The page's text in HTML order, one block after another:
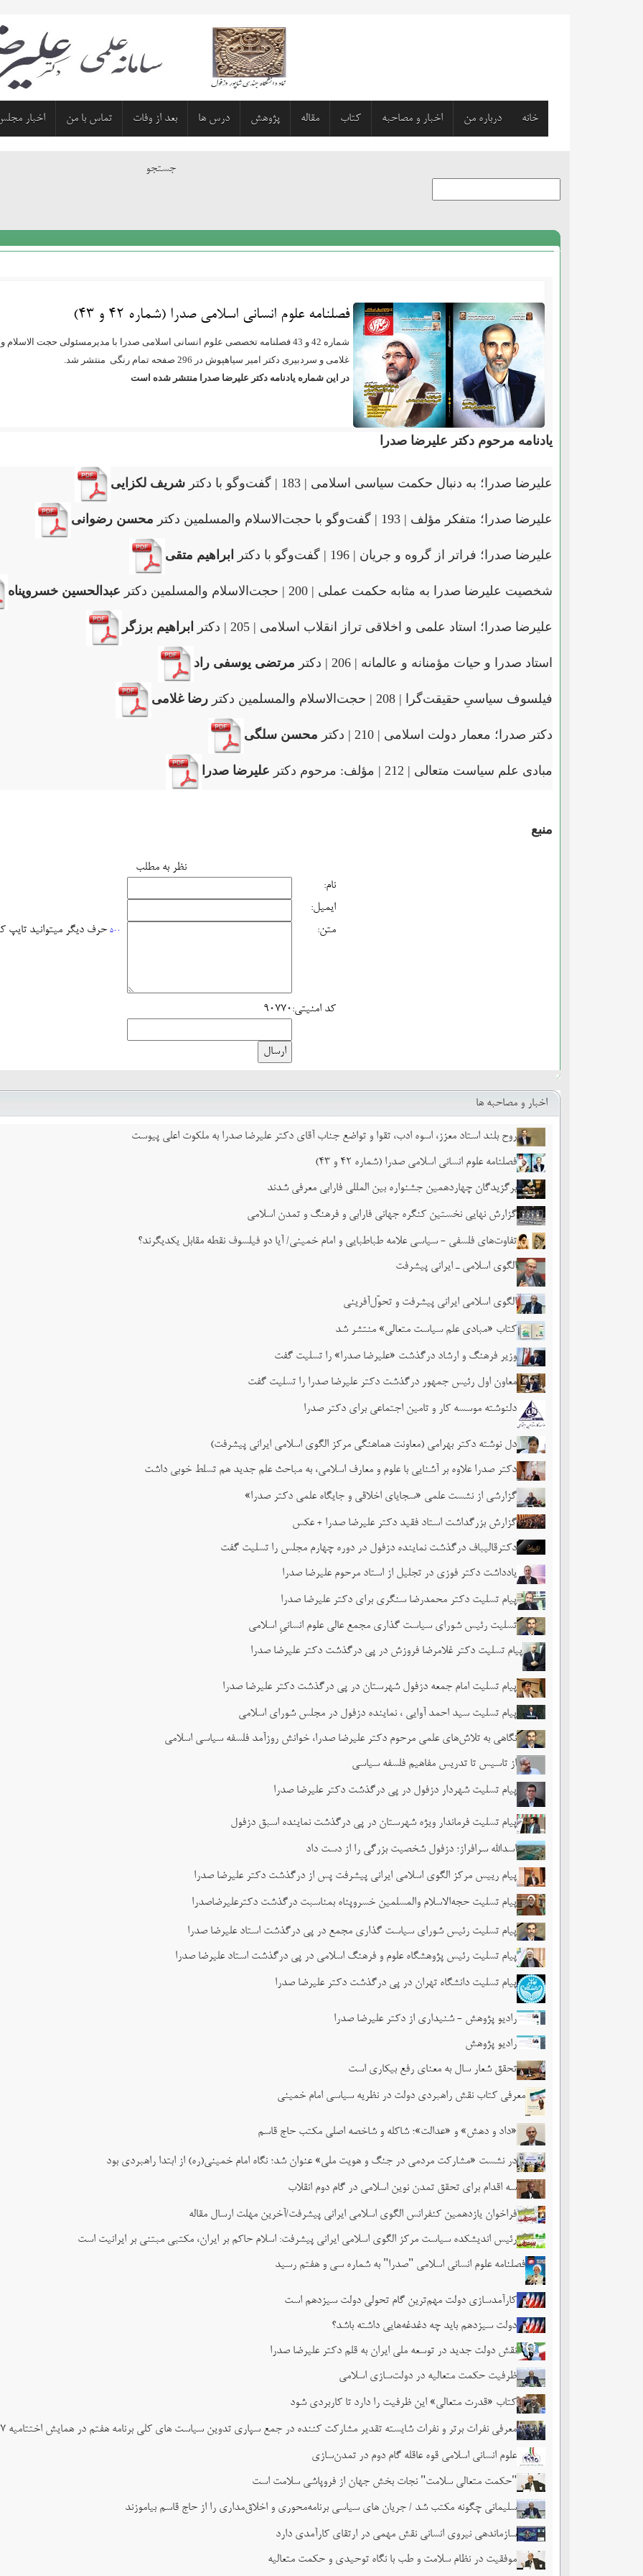
خانه درباره من اخبار و مصاحبه کتاب مقاله پژوهش درس ها بعد از وفات تماس با من اخبار
جستجو
فصلنامه علوم انسانی اسلامی صدرا (شماره 42 و 43)
شماره 42 و 43 فصلنامه تخصصی علوم انسانی اسلامی صدرا با مدیرمسئولی حجت الاسلام والمسلمین دکتر
غلامی و سردبیری دکتر امیر سیاهپوش در 296 صفحه تمام رنگی منتشر شد.
در این شماره یادنامه دکتر علیرضا صدرا منتشر شده است
یادنامه مرحوم دکتر علیرضا صدرا
علیرضا صدرا؛ به دنبال حکمت سیاسی اسلامی | 183 | گفت‌وگو با دکتر شریف لکزایی
علیرضا صدرا؛ متفکر مؤلف | 193 | گفت‌وگو با حجت‌الاسلام والمسلمین دکتر محسن رضوانی
علیرضا صدرا؛ فراتر از گروه و جریان | 196 | گفت‌وگو با دکتر ابراهیم متقی
شخصیت علیرضا صدرا به مثابه حکمت عملی | 200 | حجت‌الاسلام والمسلمین دکتر عبدالحسین خسروپناه
علیرضا صدرا؛ استاد علمی و اخلاقی تراز انقلاب اسلامی | 205 | دکتر ابراهیم برزگر
استاد صدرا و حیات مؤمنانه و عالمانه | 206 | دکتر مرتضی یوسفی راد
فیلسوف سیاسیِ حقیقت‌گرا | 208 | حجت‌الاسلام والمسلمین دکتر رضا غلامی
دکتر صدرا؛ معمار دولت اسلامی | 210 | دکتر محسن سلگی
مبادی علم سیاست متعالی | 212 | مؤلف: مرحوم دکتر علیرضا صدرا
منبع
نظر به مطلب
نام:
ایمیل:
متن:
500 حرف دیگر میتوانید تایپ
کد امنیتی:90770
اخبار و مصاحبه ها
روح بلند استاد معزز، اسوه ادب، تقوا و تواضع جناب آقای دکتر علیرضا صدرا به ملکوت اعلی پیوست
فصلنامه علوم انسانی اسلامی صدرا (شماره 42 و 43)
برگزیدگان چهاردهمین جشنواره بین المللی فارابی معرفی شدند
گزارش نهایی نخستین کنگره جهانی فارابی و فرهنگ و تمدن اسلامی
تفاوت‌های فلسفی - سیاسی علامه طباطبایی و امام خمینی/ آیا دو فیلسوف نقطه مقابل یکدیگرند؟
الگوی اسلامی ـ ایرانی پیشرفت
الگوی اسلامی ایرانی پیشرفت و تحوّل‌آفرینی
کتاب «مبادی علم سیاست متعالی» منتشر شد
وزیر فرهنگ و ارشاد درگذشت «علیرضا صدرا» را تسلیت گفت
معاون اول رئیس جمهور درگذشت دکتر علیرضا صدرا را تسلیت گفت
دلنوشته موسسه کار و تامین اجتماعی برای دکتر صدرا
دل نوشته دکتر بهرامی (معاونت هماهنگی مرکز الگوی اسلامی ایرانی پیشرفت)
دکتر صدرا علاوه بر آشنایی با علوم و معارف اسلامی، به مباحث علم جدید هم تسلط خوبی داشت
گزارشی از نشست علمی «سجایای اخلاقی و جایگاه علمی دکتر صدرا»
گزارش بزرگداشت استاد فقید دکتر علیرضا صدرا + عکس
دکترقالیباف درگذشت نماینده دزفول در دوره چهارم مجلس را تسلیت گفت
یادداشت دکتر فوزی در تجلیل از استاد مرحوم علیرضا صدرا
پیام تسلیت دکتر محمدرضا سنگری برای دکتر علیرضا صدرا
تسلیت رئیس شورای سیاست گذاری مجمع عالی علوم انسانیِ اسلامی
پیام تسلیت دکتر غلامرضا فروزش در پی درگذشت دکتر علیرضا صدرا
پیام تسلیت امام جمعه دزفول شهرستان در پی درگذشت دکتر علیرضا صدرا
پیام تسلیت سید احمد آوایی ، نماینده دزفول در مجلس شورای اسلامی
نگاهی به تلاش‌های علمی مرحوم دکتر علیرضا صدرا، خوانش روزآمد فلسفه سیاسی اسلامی
از تاسیس تا تدریس مفاهیم فلسفه سیاسی
پیام تسلیت شهردار دزفول در پی درگذشت دکتر علیرضا صدرا
پیام تسلیت فرماندار ویژه شهرستان در پی درگذشت نماینده اسبق دزفول
اسدالله سرافراز؛ دزفول شخصیت بزرگی را از دست داد
پیام رییس مرکز الگوی اسلامی ایرانی پیشرفت پس از درگذشت دکتر علیرضا صدرا
پیام تسلیت حجه‌الاسلام والمسلمین خسروپناه بمناسبت درگذشت دکترعلیرضاصدرا
پیام تسلیت رئیس شورای سیاست گذاری مجمع در پی درگذشت استاد علیرضا صدرا
پیام تسلیت رئیس پژوهشگاه علوم و فرهنگ اسلامی در پی درگذشت استاد علیرضا صدرا
پیام تسلیت دانشگاه تهران در پی درگذشت دکتر علیرضا صدرا
رادیو پژوهش - شنیداری از دکتر علیرضا صدرا
رادیو پژوهش
تحقق شعار سال به معنای رفع بیکاری است
معرفی کتاب نقش راهبردی دولت در نظریه سیاسی امام خمینی
«داد و دهش» و «عدالت»؛ شاکله و شاخصه اصلی مکتب حاج قاسم
در نشست «مشارکت مردمی در جنگ و هویت ملی» عنوان شد؛ نگاه امام خمینی(ره) از ابتدا راهبردی بود
سه اقدام برای تحقق تمدن نوین اسلامی در گام دوم انقلاب
فراخوان یازدهمین کنفرانس الگوی اسلامی ایرانی پیشرفت/آخرین مهلت ارسال مقاله
رئیس اندیشکده سیاست مرکز الگوی اسلامی ایرانی پیشرفت: اسلام حاکم بر ایران، مکتبی مبتنی بر ایرانیت است
فصلنامه علوم انسانی اسلامی "صدرا" به شماره سی و هفتم رسید
کارآمدسازی دولت مهم‌ترین گام تحولی دولت سیزدهم است
دولت سیزدهم باید چه دغدغه‌هایی داشته باشد؟
نقش دولت جدید در توسعه ملی ایران به قلم دکتر علیرضا صدرا
ظرفیت حکمت متعالیه در دولت‌سازی اسلامی
کتاب «قدرت متعالی» این ظرفیت را دارد تا کاربردی شود
معرفی نفرات برتر و نفرات شایسته تقدیر مشارکت کننده در جمع سپاری تدوین سیاست های کلی برنامه هفتم در همایش اختتامیه ۲۷ بهمن
علوم انسانی اسلامی قوه عاقله گام دوم در تمدن‌سازی
"حکمت متعالی سلامت" نجات بخش جهان از فروپاشی سلامت است
سلیمانی چگونه مکتب شد / جریان های سیاسی برنامه‌محوری و اخلاق‌مداری را از حاج قاسم بیاموزند
سازماندهی نیروی انسانی نقش مهمی در ارتقای کارآمدی دارد
موفقیت در نظام سلامت و طب با نگاه توحیدی و حکمت متعالیه